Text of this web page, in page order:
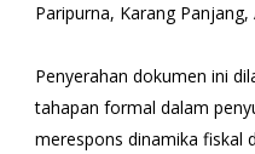
Paripurna, Karang
Penyerahan dokumen ini
tahapan formal dalam
merespons dinamika fiskal